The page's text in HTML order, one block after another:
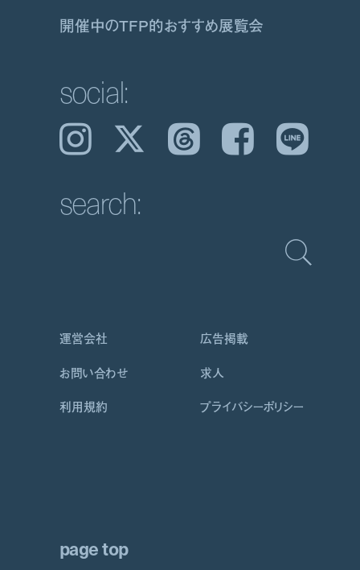
開催中のTFP的おすすめ展覧会
social:
Instagram 𝕏 Threads Facebook LINE
search:
運営会社
広告掲載
お問い合わせ
求人
利用規約 プライバシーポリシー
page top